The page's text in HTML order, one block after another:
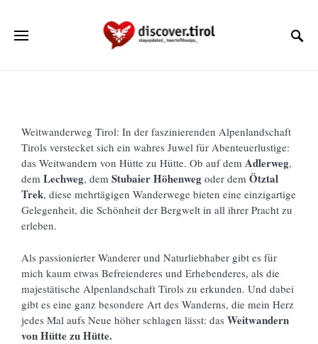
Weitwanderweg Tirol: In der faszinierenden Alpenlandschaft
Tirols verstecket sich ein wahres Juwel für Abenteuerlustige:
das Weitwandern von Hütte zu Hütte. Ob auf dem Adlerweg,
dem Lechweg, dem Stubaier Höhenweg oder dem Ötztal
Trek, diese mehrtägigen Wanderwege bieten eine einzigartige
Gelegenheit, die Schönheit der Bergwelt in all ihrer Pracht zu
erleben.
Als passionierter Wanderer und Naturliebhaber gibt es für
mich kaum etwas Befreienderes und Erhebenderes, als die
majestätische Alpenlandschaft Tirols zu erkunden. Und dabei
gibt es eine ganz besondere Art des Wanderns, die mein Herz
jedes Mal aufs Neue höher schlagen lässt: das Weitwandern
von Hütte zu Hütte.